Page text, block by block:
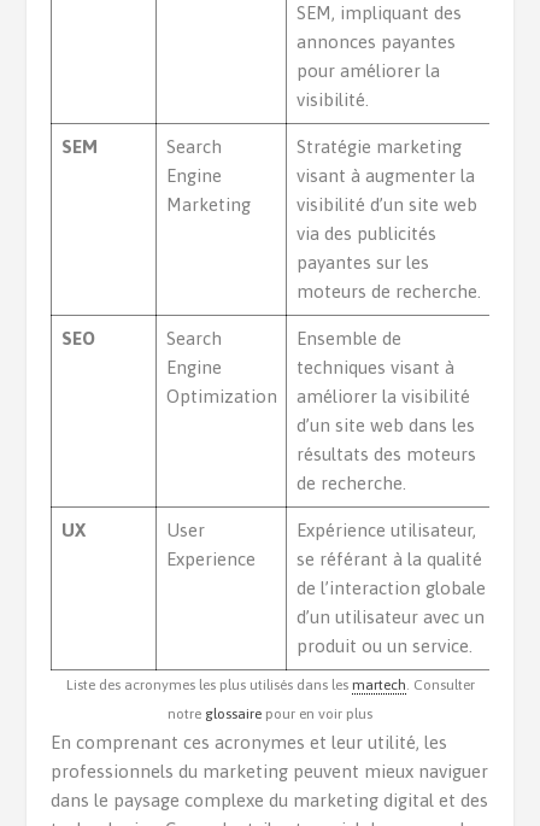
SEM, impliquant des
annonces payantes
pour améliorer la
visibilité.
SEM
Search
Engine
Marketing
Stratégie marketing
visant à augmenter la
visibilité d’un site web
via des publicités
payantes sur les
moteurs de recherche.
SEO
Search
Engine
Optimization
Ensemble de
techniques visant à
améliorer la visibilité
d’un site web dans les
résultats des moteurs
de recherche.
UX
User
Experience
Expérience utilisateur,
se référant à la qualité
de l’interaction globale
d’un utilisateur avec un
produit ou un service.
Liste des acronymes les plus utilisés dans les martech . Consulter
notre glossaire pour en voir plus
En comprenant ces acronymes et leur utilité, les
professionnels du marketing peuvent mieux naviguer
dans le paysage complexe du marketing digital et des